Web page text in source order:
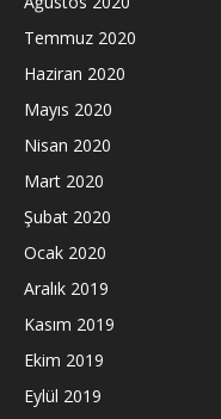
Temmuz 2020
Haziran 2020
Mayıs 2020
Nisan 2020
Mart 2020
Şubat 2020
Ocak 2020
Aralık 2019
Kasım 2019
Ekim 2019
Eylül 2019